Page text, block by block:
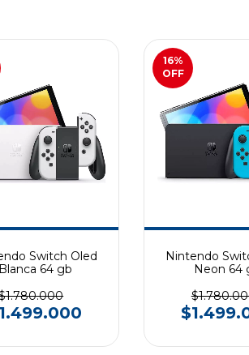
Switch Oled
Blanca 64 gb
16%
OFF
Nintendo
Neon 64